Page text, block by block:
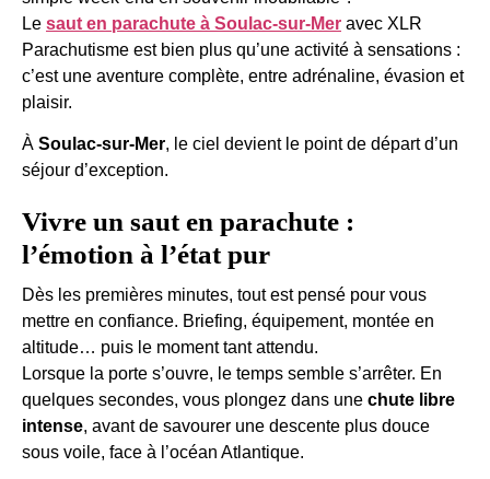
Le saut en parachute à Soulac-sur-Mer avec XLR
Parachutisme est bien plus qu’une activité à sensations :
c’est une aventure complète, entre adrénaline, évasion et
plaisir.
À Soulac-sur-Mer, le ciel devient le point de départ d’un
séjour d’exception.
Vivre un saut en parachute :
l’émotion à l’état pur
Dès les premières minutes, tout est pensé pour vous
mettre en confiance. Briefing, équipement, montée en
altitude… puis le moment tant attendu.
Lorsque la porte s’ouvre, le temps semble s’arrêter. En
quelques secondes, vous plongez dans une chute libre
intense, avant de savourer une descente plus douce
sous voile, face à l’océan Atlantique.